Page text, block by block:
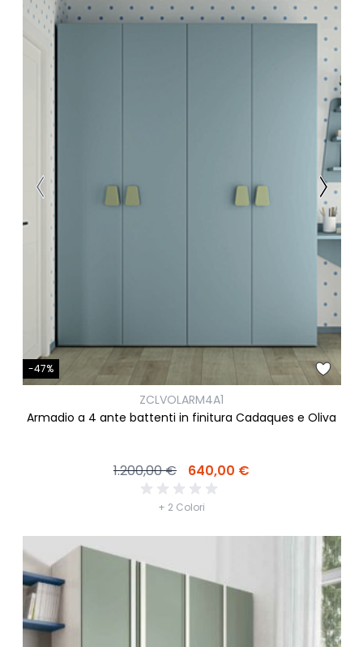
-47%
ZCLVOLARM4A1
Armadio a 4 ante battenti in finitura Cadaques e Oliva
1.200,00 € 640,00 €
+ 2 Colori